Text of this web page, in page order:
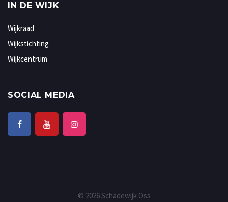
IN DE WIJK
Wijkraad
Wijkstichting
Wijkcentrum
SOCIAL MEDIA
© 2026 Schadewijk Oss